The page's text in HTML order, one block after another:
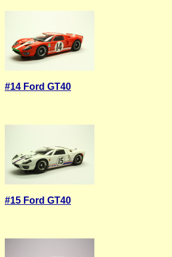
#14 Ford GT40
#15 Ford GT40